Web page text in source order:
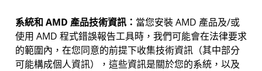
系統和 AMD 產品技術資訊： 當您安裝 AMD 產品及/或
使用 AMD 程式錯誤報告工具時，我們可能會在法律要求
的範圍內，在您同意的前提下收集技術資訊（其中部分
可能構成個人資訊），這些資訊是關於您的系統，以及